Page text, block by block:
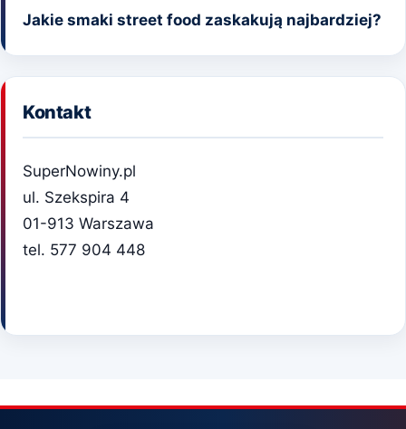
Jakie smaki street food zaskakują najbardziej?
Kontakt
SuperNowiny.pl
ul. Szekspira 4
01-913 Warszawa
tel. 577 904 448